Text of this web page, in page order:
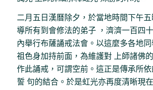
二月五日漢曆除夕，於當地時間下午
導所有到會修法的弟子 ，濟濟一百四
內舉行布薩誦戒法會。以這麼多各地
祖色身加持前面，為維護對 上師諸佛
作此誦戒，可謂空前。這正是傳承所
誓 句的結合。於是虹光亦再度清晰現